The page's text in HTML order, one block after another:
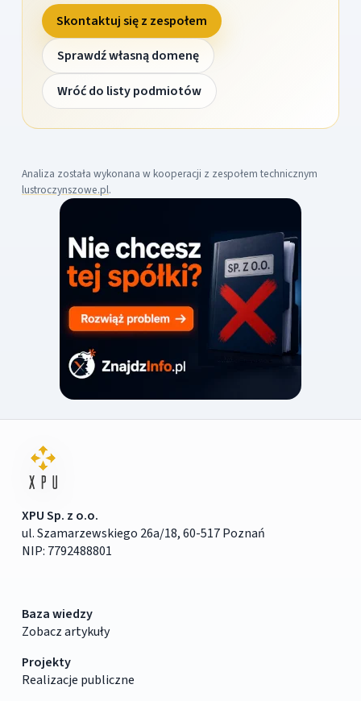
Skontaktuj się z zespołem
Sprawdź własną domenę
Wróć do listy podmiotów
Analiza została wykonana w kooperacji z zespołem technicznym
lustroczynszowe.pl.
XPU Sp. z o.o.
ul. Szamarzewskiego 26a/18, 60-517 Poznań
NIP: 7792488801
Baza wiedzy
Zobacz artykuły
Projekty
Realizacje publiczne